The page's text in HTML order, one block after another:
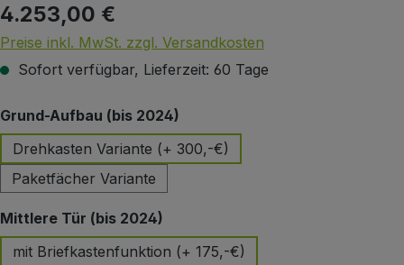
Regulärer Preis:
4.253,00 €
Preise inkl. MwSt. zzgl. Versandkosten
Sofort verfügbar, Lieferzeit: 60 Tage
Grund-Aufbau (bis 2024)
Drehkasten Variante (+ 300,-€)
Paketfächer Variante
Mittlere Tür (bis 2024)
mit Briefkastenfunktion (+ 175,-€)